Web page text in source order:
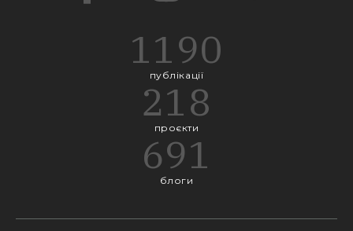
1190
публікації
218
проєкти
691
блоги